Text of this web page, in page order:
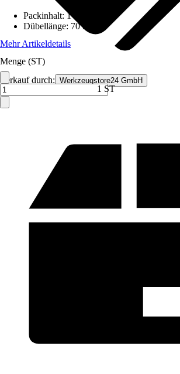
Verkauf durch: Werkzeugstore24 GmbH
Packinhalt: 1 Stück
Dübellänge: 70 mm
Mehr Artikeldetails
Menge (ST)
1 ST